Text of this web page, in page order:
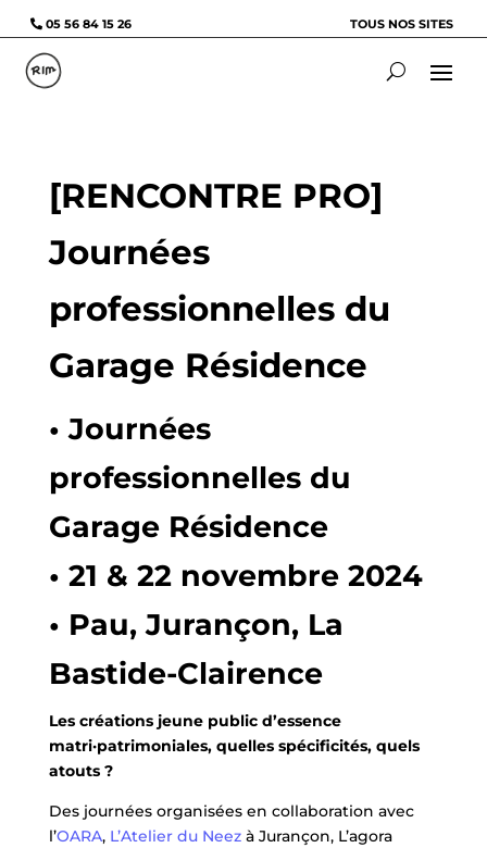
05 56 84 15 26 TOUS NOS SITES
[RENCONTRE PRO]
Journées
professionnelles du
Garage Résidence
• Journées
professionnelles du
Garage Résidence
• 21 & 22 novembre 2024
• Pau, Jurançon, La
Bastide-Clairence
Les créations jeune public d’essence
matri·patrimoniales, quelles spécificités, quels
atouts ?
Des journées organisées en collaboration avec
l’OARA, L’Atelier du Neezà Jurançon, L’agora